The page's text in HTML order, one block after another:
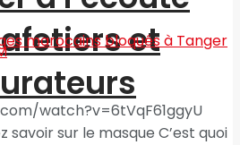
et
watch?v=6tVqF61ggyU
savoir sur le masque C’est quoi